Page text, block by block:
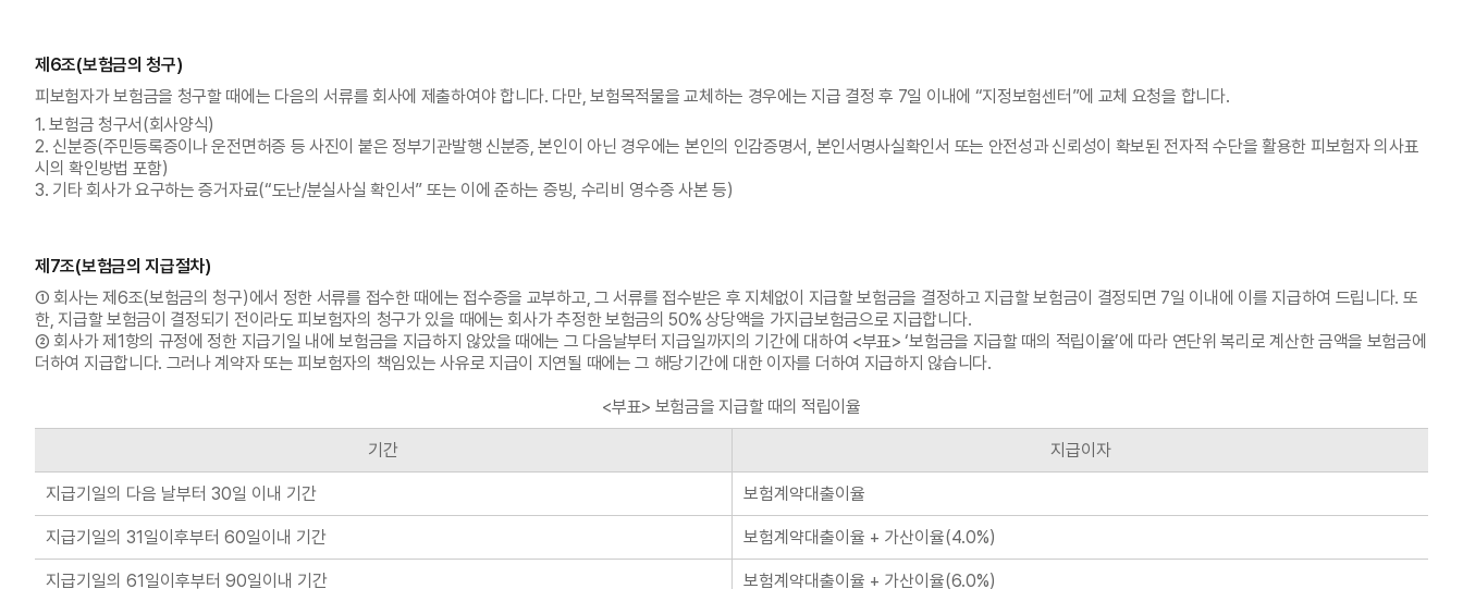
제6조(보험금의 청구)
피보험자가 보험금을 청구할 때에는 다음의 서류를 회사에 제출하여야 합니다. 다만, 보험목적물을 교체하는 경우에는 지급 결정 후 7일 이내에 “지정보험센터”에 교체 요청을 합니다.
1. 보험금 청구서(회사양식)
2. 신분증(주민등록증이나 운전면허증 등 사진이 붙은 정부기관발행 신분증, 본인이 아닌 경우에는 본인의 인감증명서, 본인서명사실확인서 또는 안전성과 신뢰성이 확보된 전자적 수단을 활용한 피보험자 의사표
시의 확인방법 포함)
3. 기타 회사가 요구하는 증거자료(“도난/분실사실 확인서” 또는 이에 준하는 증빙, 수리비 영수증 사본 등)
제7조(보험금의 지급절차)
① 회사는 제6조(보험금의 청구)에서 정한 서류를 접수한 때에는 접수증을 교부하고, 그 서류를 접수받은 후 지체없이 지급할 보험금을 결정하고 지급할 보험금이 결정되면 7일 이내에 이를 지급하여 드립니다. 또
한, 지급할 보험금이 결정되기 전이라도 피보험자의 청구가 있을 때에는 회사가 추정한 보험금의 50% 상당액을 가지급보험금으로 지급합니다.
② 회사가 제1항의 규정에 정한 지급기일 내에 보험금을 지급하지 않았을 때에는 그 다음날부터 지급일까지의 기간에 대하여 <부표> ‘보험금을 지급할 때의 적립이율’에 따라 연단위 복리로 계산한 금액을 보험금에
더하여 지급합니다. 그러나 계약자 또는 피보험자의 책임있는 사유로 지급이 지연될 때에는 그 해당기간에 대한 이자를 더하여 지급하지 않습니다.
<부표> 보험금을 지급할 때의 적립이율
기간 지급이자
지급기일의 다음 날부터 30일 이내 기간 보험계약대출이율
지급기일의 31일이후부터 60일이내 기간 보험계약대출이율 + 가산이율(4.0%)
지급기일의 61일이후부터 90일이내 기간 보험계약대출이율 + 가산이율(6.0%)